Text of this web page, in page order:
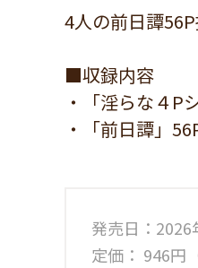
4人の前日譚
■収録内容
・「淫らな４
・「前日譚」
発売日：2026
定価： 946円